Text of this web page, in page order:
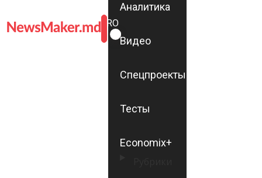
ROMÂNĂ
RU
Аналитика
Видео
Спецпроекты
Тесты
Economix+